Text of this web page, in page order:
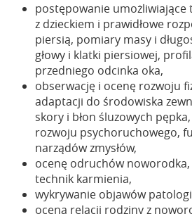
postępowanie umożliwiające
z dzieckiem i prawidłowe
piersią, pomiary masy i
głowy i klatki piersiowej,
przedniego odcinka oka,
obserwację i ocenę rozwoju
adaptacji do środowiska
skory i błon śluzowych
rozwoju psychoruchowego,
narządów zmysłów,
ocenę odruchów
technik karmienia,
wykrywanie objawów
oceną relacji rodziny z